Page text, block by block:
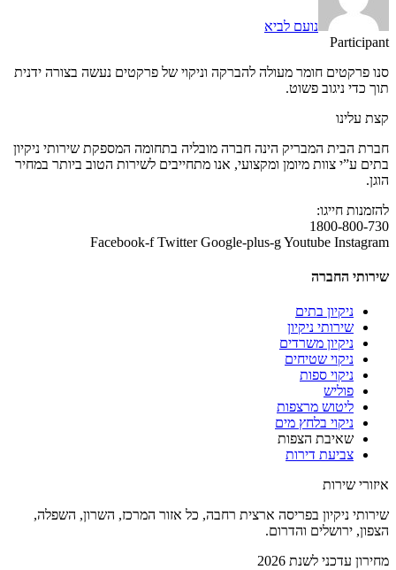
נועם לביא
Participant
סנו פרקטים חומר מעולה להברקה וניקוי של פרקטים נעשה בצורה ידנית
תוך כדי ניגוב פשוט.
קצת עלינו
חברת הבית המבריק הינה חברה מובליה בתחומה המספקת שירותי ניקיון
בתים ע”י צוות מיומן ומקצועי, אנו מתחייבים לשירות הטוב ביותר במחיר
הוגן.
להזמנות חייגו:
1800-800-730
Facebook-f Twitter Google-plus-gYoutube Instagram
שירותי החברה
ניקיון בתים
שירותי ניקיון
ניקיון משרדים
ניקוי שטיחים
ניקוי ספות
פוליש
ליטוש מרצפות
ניקוי בלחץ מים
שאיבת הצפות
צביעת דירות
איזורי שירות
שירותי ניקיון בפריסה ארצית רחבה, כל אזור המרכז, השרון, השפלה,
הצפון, ירושלים והדרום.
מחירון עדכני לשנת 2026